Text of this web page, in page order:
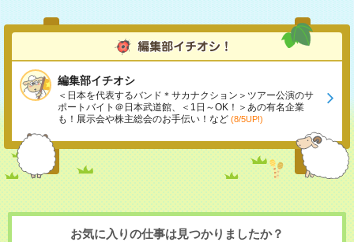
編集部イチオシ
＜日本を代表するバンド＊サカナクション＞ツアー公演のサ
ポートバイト＠日本武道館、＜1日～OK！＞あの有名企業
も！展示会や株主総会のお手伝い！など (8/5UP!)
お気に入りの仕事は見つかりましたか？